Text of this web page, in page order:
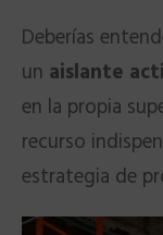
Deberías
un aislante
en la propia
recurso
estrategia de